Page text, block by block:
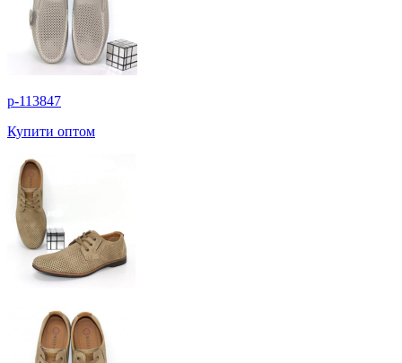
p-113847
Купити оптом